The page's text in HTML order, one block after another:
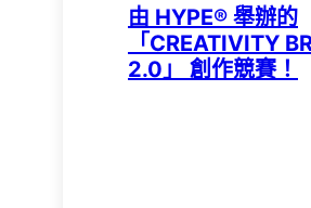
由 HYPE®️ 舉辦的
「CREATIVITY
2.0」 創作競賽！